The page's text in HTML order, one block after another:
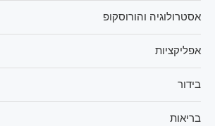
אסטרולוגיה והורוסקופ
אפליקציות
בידור
בריאות